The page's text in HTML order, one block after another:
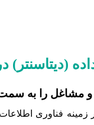
فناوری